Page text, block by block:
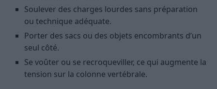
Soulever des charges lourdes sans préparation
ou technique adéquate.
Porter des sacs ou des objets encombrants d’un
seul côté.
Se voûter ou se recroqueviller, ce qui augmente la
tension sur la colonne vertébrale.